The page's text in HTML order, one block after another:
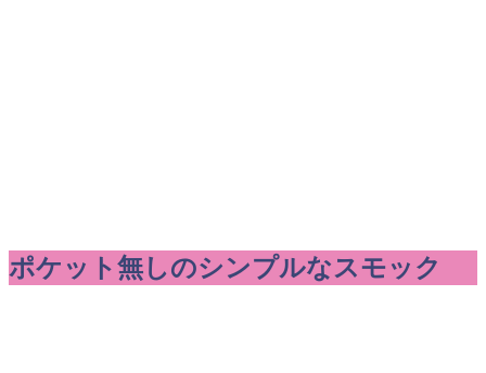
ポケット無しのシンプルなスモック